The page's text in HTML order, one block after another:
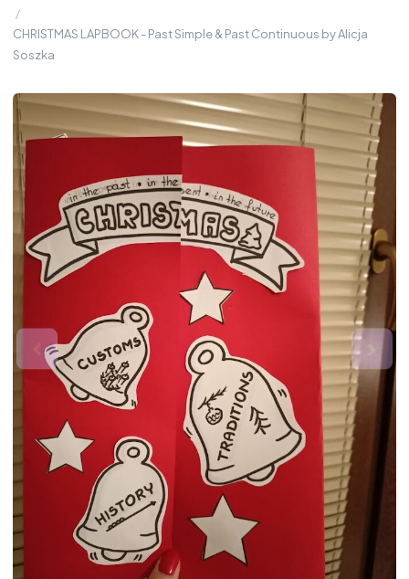
/
CHRISTMAS LAPBOOK - Past Simple & Past Continuous by Alicja
Soszka